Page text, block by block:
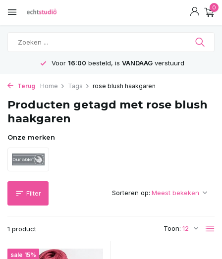
0
Voor 16:00 besteld, is VANDAAGverstuurd
Terug Home Tags rose blush haakgaren
Producten getagd met rose blush
haakgaren
Onze merken
Filter
1 product Toon:
Sorteren op:
sale 15%